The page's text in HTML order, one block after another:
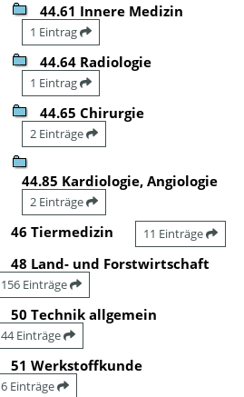
44.61 Innere Medizin
1 Eintrag
44.64 Radiologie
1 Eintrag
44.65 Chirurgie
2 Einträge
44.85 Kardiologie, Angiologie
2 Einträge
46 Tiermedizin 11 Einträge
48 Land- und Forstwirtschaft
156 Einträge
50 Technik allgemein
44 Einträge
51 Werkstoffkunde
6 Einträge